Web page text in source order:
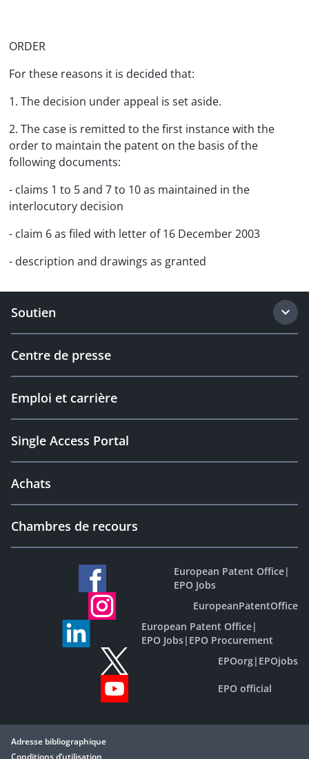
ORDER
For these reasons it is decided that:
1. The decision under appeal is set aside.
2. The case is remitted to the first instance with the
order to maintain the patent on the basis of the
following documents:
- claims 1 to 5 and 7 to 10 as maintained in the
interlocutory decision
- claim 6 as filed with letter of 16 December 2003
- description and drawings as granted
Soutien
Centre de presse
Emploi et carrière
Single Access Portal
Achats
Chambres de recours
European Patent Office|
EPO Jobs
EuropeanPatentOffice
European Patent Office|
EPO Jobs| EPO Procurement
EPOorg| EPOjobs
EPO official
Adresse bibliographique
Conditions d’utilisation